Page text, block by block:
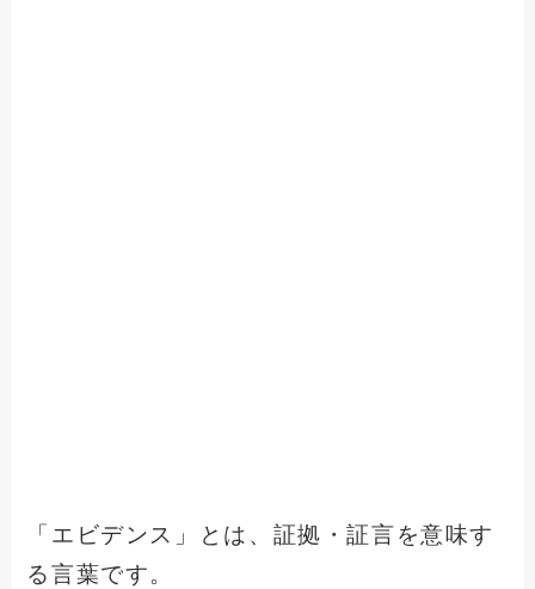
「エビデンス」とは、証拠・証言を意味す
る言葉です。